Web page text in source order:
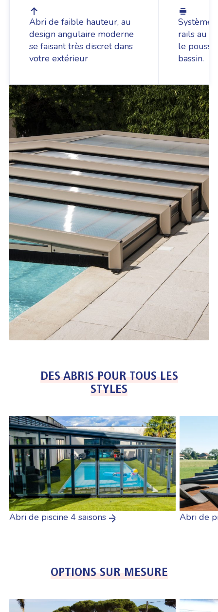
Abri de faible hauteur, au
design angulaire moderne
se faisant très discret dans
votre extérieur
Système
rails au
le
bassin.
DES ABRIS POUR TOUS LES
STYLES
Abri de piscine 4 saisons Abri de
OPTIONS SUR MESURE